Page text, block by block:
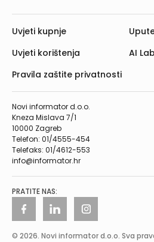
Novi informator d.o.o.
Kneza Mislava 7/1
10000 Zagreb
Telefon: 01/4555-454
Telefaks: 01/4612-553
info@informator.hr
PRATITE NAS:
Uvjeti kupnje
Uvjeti korištenja
Pravila zaštite privatnosti
AI Lab
© 2026. Novi informator d.o.o. Sva